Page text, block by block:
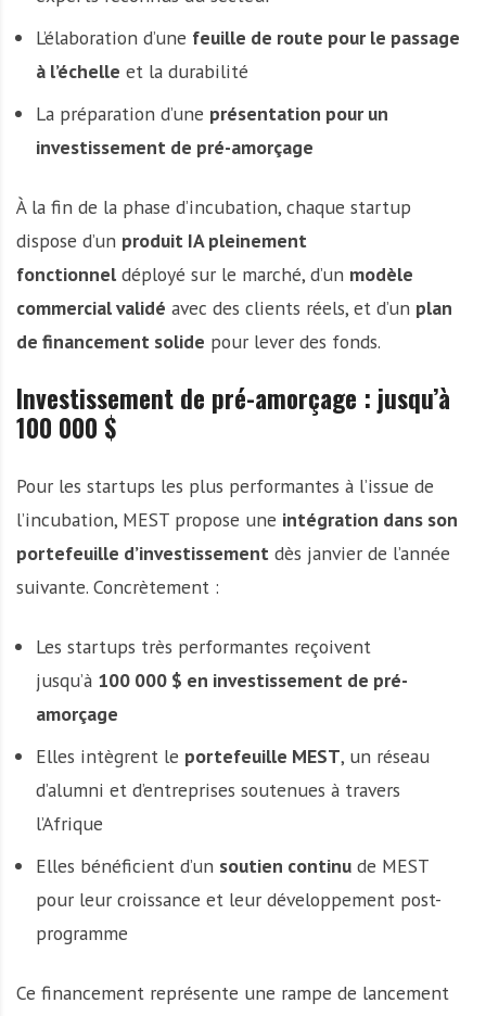
L’élaboration d’une feuille de route pour le passage
à l’échelle et la durabilité
La préparation d’une présentation pour un
investissement de pré-amorçage
À la fin de la phase d’incubation, chaque startup
dispose d’un produit IA pleinement
fonctionnel déployé sur le marché, d’un modèle
commercial validé avec des clients réels, et d’un plan
de financement solide pour lever des fonds.
Investissement de pré-amorçage : jusqu’à
100 000 $
Pour les startups les plus performantes à l’issue de
l’incubation, MEST propose une intégration dans son
portefeuille d’investissement dès janvier de l’année
suivante. Concrètement :
Les startups très performantes reçoivent
jusqu’à 100 000 $ en investissement de pré-
amorçage
Elles intègrent le portefeuille MEST, un réseau
d’alumni et d’entreprises soutenues à travers
l’Afrique
Elles bénéficient d’un soutien continude MEST
pour leur croissance et leur développement post-
programme
Ce financement représente une rampe de lancement